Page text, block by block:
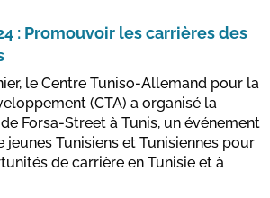
: Promouvoir les carrières des
le Centre Tuniso-Allemand pour la
(CTA) a organisé la
Forsa-Street à Tunis, un événement
jeunes Tunisiens et Tunisiennes pour
de carrière en Tunisie et à